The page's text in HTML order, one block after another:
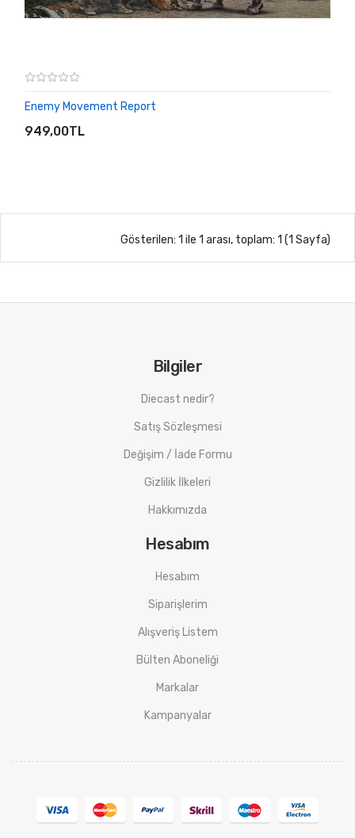
Enemy Movement Report
949,00TL
SEPETE EKLE
Gösterilen: 1 ile 1 arası, toplam: 1 (1 Sayfa)
Bilgiler
Diecast nedir?
Satış Sözleşmesi
Değişim / İade Formu
Gizlilik İlkeleri
Hakkımızda
Hesabım
Hesabım
Siparişlerim
Alışveriş Listem
Bülten Aboneliği
Markalar
Kampanyalar